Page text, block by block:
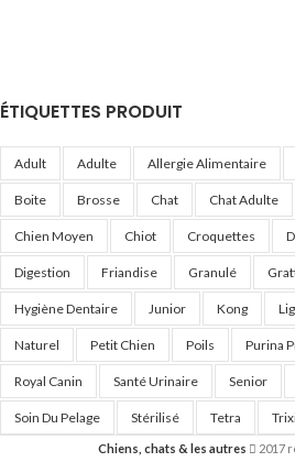
ÉTIQUETTES PRODUIT
Adult Adulte Allergie Alimentaire
Boite Brosse Chat Chat Adulte
Chien Moyen Chiot Croquettes
Digestion Friandise Granulé
Hygiène Dentaire Junior Kong
Naturel Petit Chien Poils Purina
Royal Canin Santé Urinaire Senior
Soin Du Pelage Stérilisé Tetra
Chiens, chats & les autres 2017